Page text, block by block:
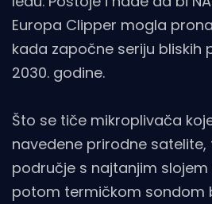
Europa Clipper mogla
kada započne seriju bliskih
2030. godine.
Što se tiče mikroplivača
navedene prirodne satelite,
područje s najtanjim
potom termičkom sondom